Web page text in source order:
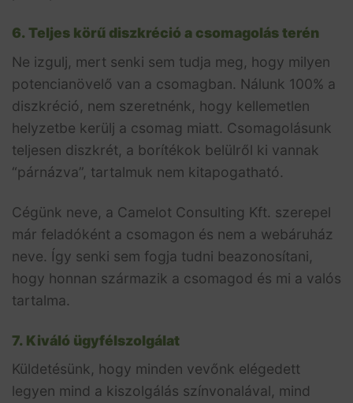
6. Teljes körű diszkréció a csomagolás terén
Ne izgulj, mert senki sem tudja meg, hogy milyen
potencianövelő van a csomagban. Nálunk 100% a
diszkréció, nem szeretnénk, hogy kellemetlen
helyzetbe kerülj a csomag miatt. Csomagolásunk
teljesen diszkrét, a borítékok belülről ki vannak
“párnázva”, tartalmuk nem kitapogatható.
Cégünk neve, a Camelot Consulting Kft. szerepel
már feladóként a csomagon és nem a webáruház
neve. Így senki sem fogja tudni beazonosítani,
hogy honnan származik a csomagod és mi a valós
tartalma.
7. Kiváló ügyfélszolgálat
Küldetésünk, hogy minden vevőnk elégedett
legyen mind a kiszolgálás színvonalával, mind